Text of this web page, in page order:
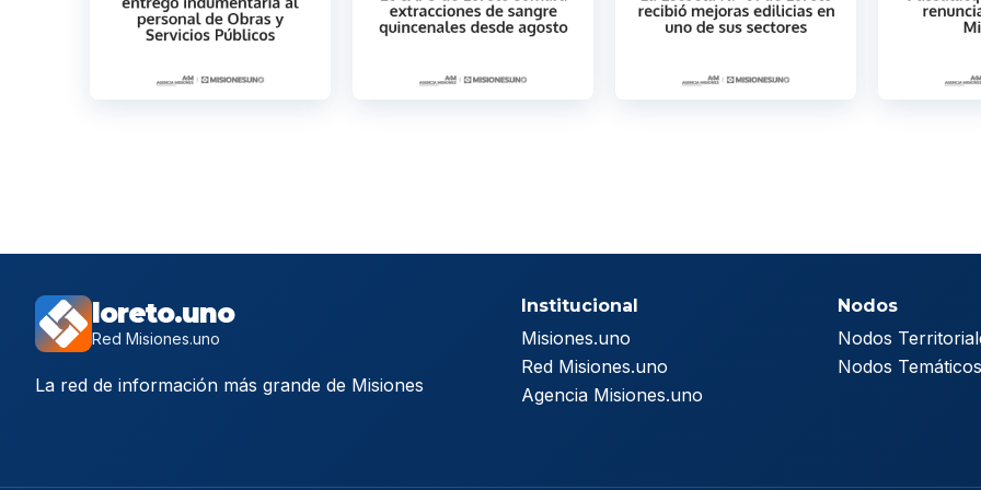
loreto.uno
Red Misiones.uno
La red de información más grande de Misiones
Institucional
Misiones.uno
Red Misiones.uno
Agencia Misiones.uno
Nodos
Nodos
Nodos Temáticos